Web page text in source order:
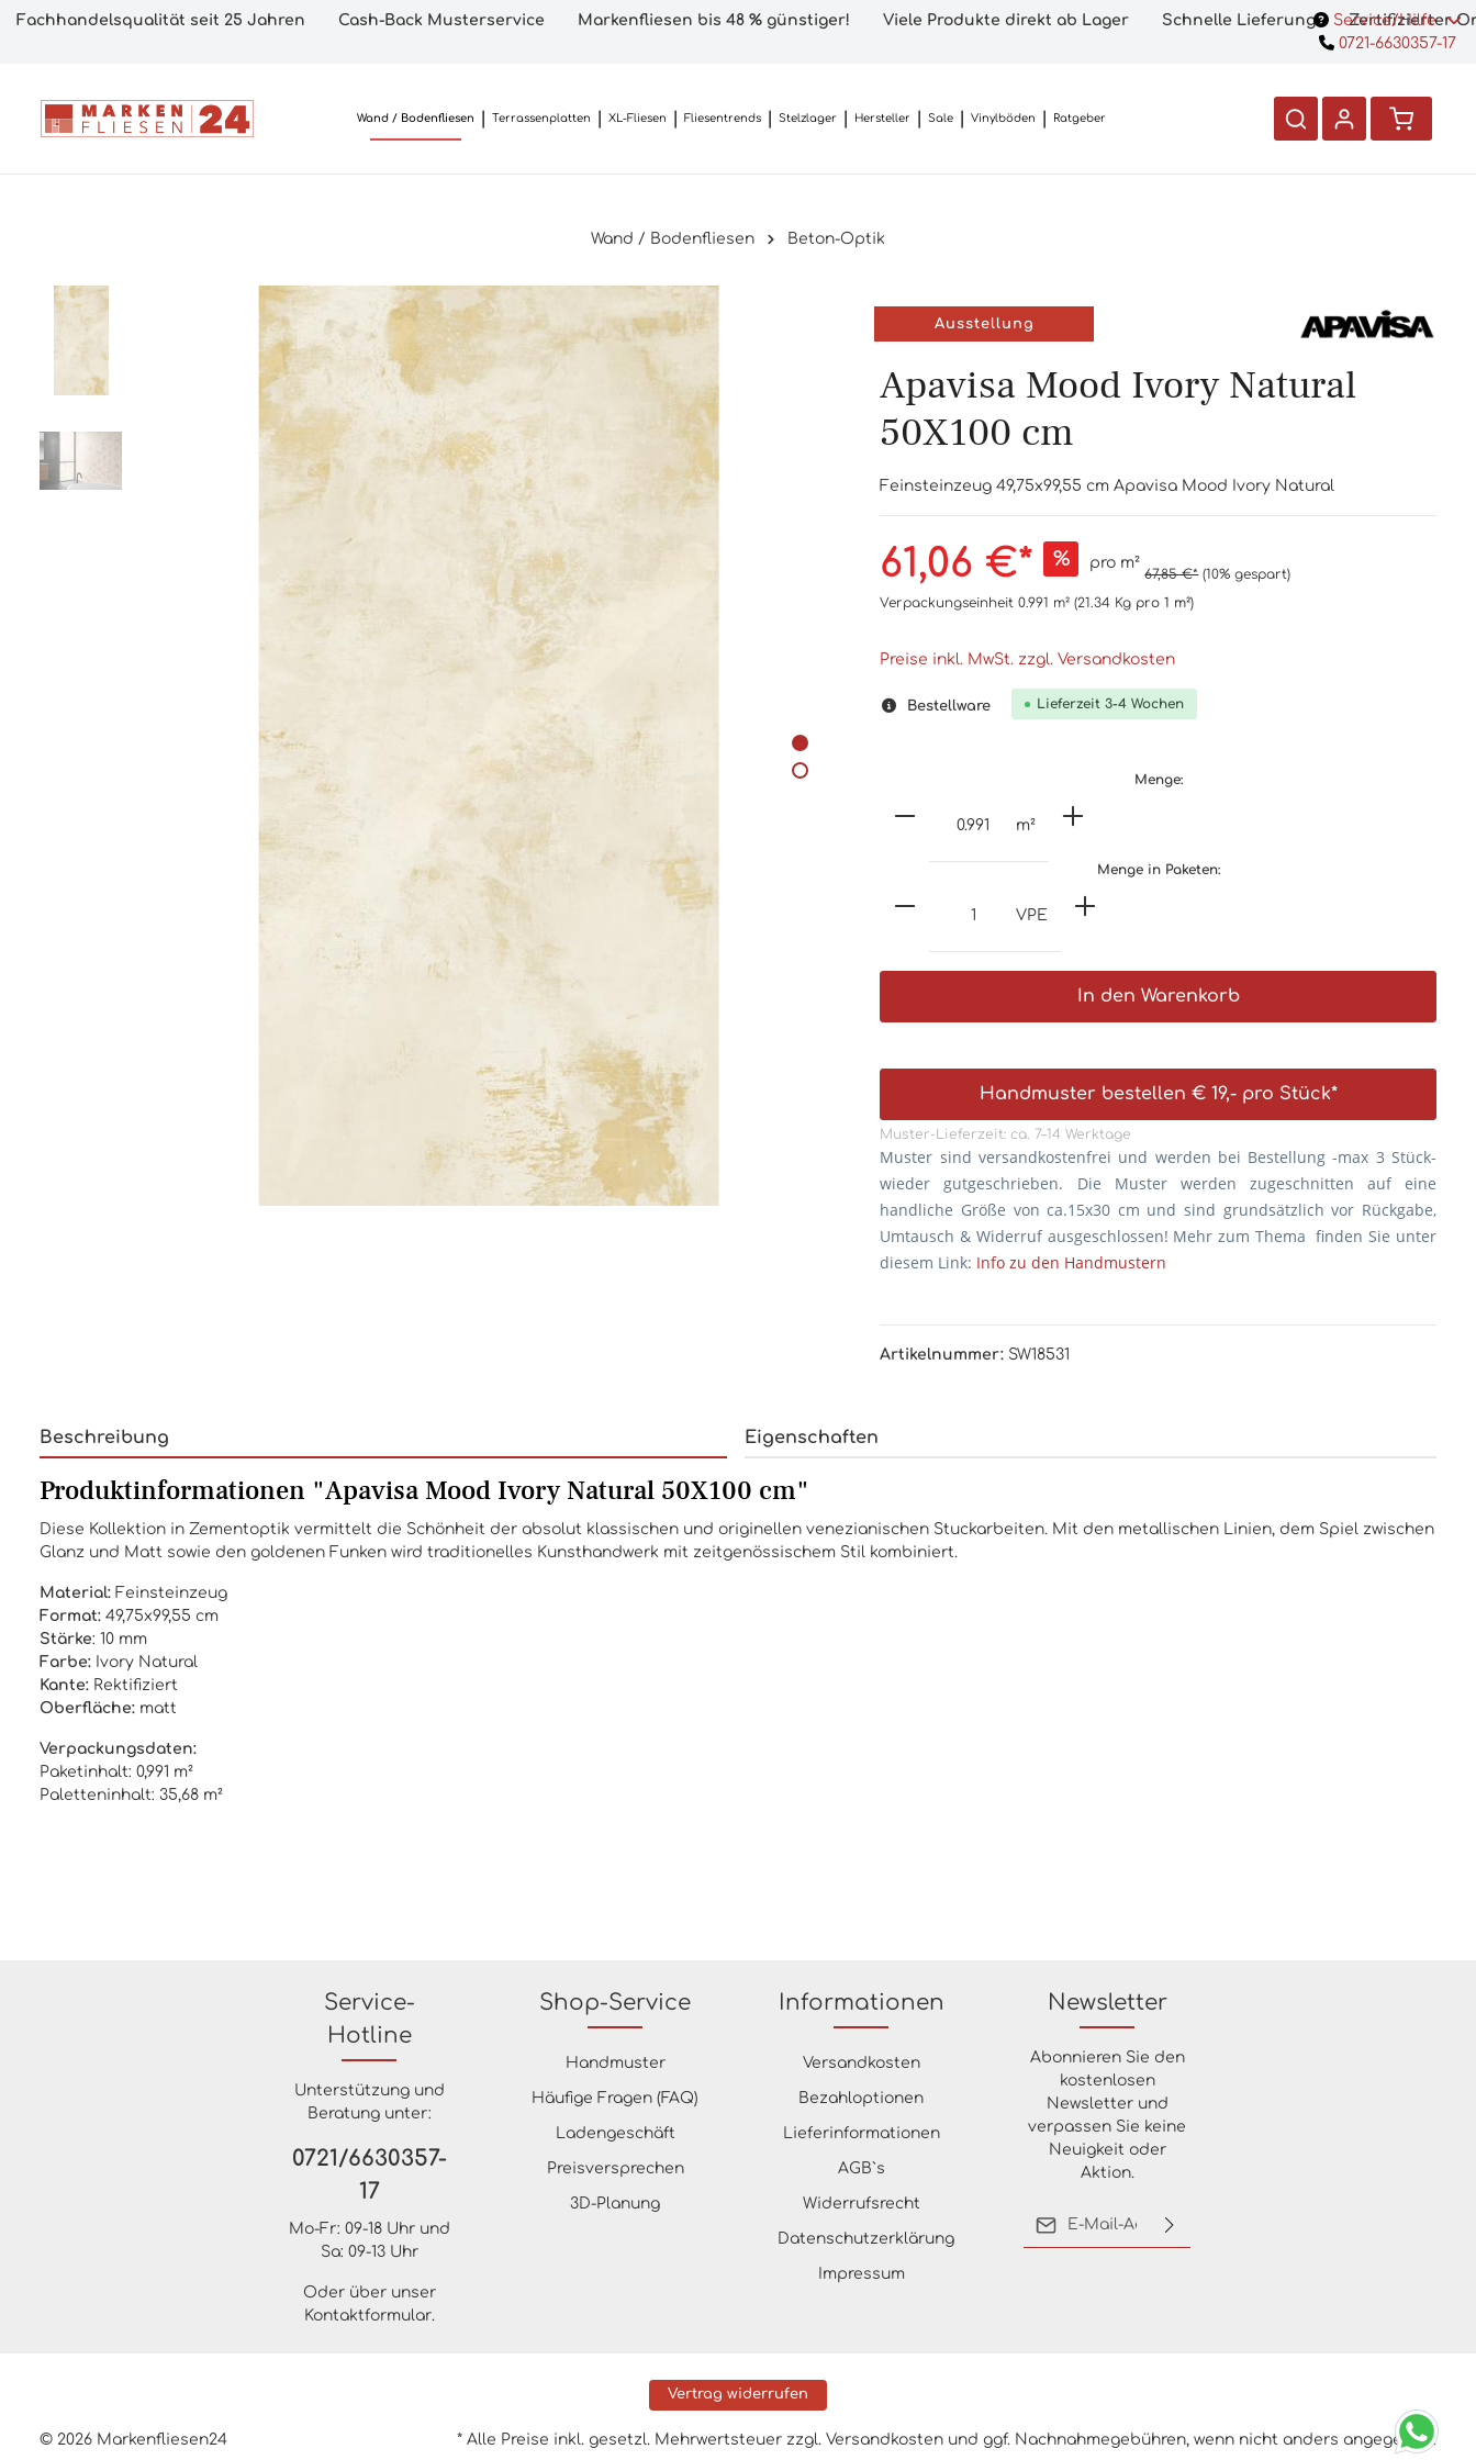
Fachhandelsqualität seit 25 Jahren Cash-Back Musterservice Markenfliesen bis 48 % günstiger! Viele Produkte direkt ab Lager Schnelle Lieferung Zertifizierter
Service/Hilfe
0721-6630357-17
Wand / Bodenfliesen Terrassenplatten XL-Fliesen Fliesentrends Stelzlager Hersteller Sale Vinylböden Ratgeber
Wand / Bodenfliesen Beton-Optik
Ausstellung
Apavisa Mood Ivory Natural
50X100 cm
Feinsteinzeug 49,75x99,55 cm Apavisa Mood Ivory Natural
61,06 €* % pro m²
67,85 €* (10% gespart)
Verpackungseinheit 0.991 m²(21.34 Kg pro 1 m²)
Preise inkl. MwSt. zzgl. Versandkosten
Bestellware Lieferzeit 3-4 Wochen
Menge:
m²
Menge in Paketen:
VPE
In den Warenkorb
Handmuster bestellen € 19,- pro Stück*
Muster-Lieferzeit: ca. 7–14 Werktage
Muster sind versandkostenfrei und werden bei Bestellung -max 3 Stück-
wieder gutgeschrieben. Die Muster werden zugeschnitten auf eine
handliche Größe von ca.15x30 cm und sind grundsätzlich vor Rückgabe,
Umtausch & Widerruf ausgeschlossen! Mehr zum Thema finden Sie unter
diesem Link: Info zu den Handmustern
Artikelnummer: SW18531
Beschreibung Eigenschaften
Produktinformationen "Apavisa Mood Ivory Natural 50X100 cm"
Diese Kollektion in Zementoptik vermittelt die Schönheit der absolut klassischen und originellen venezianischen Stuckarbeiten. Mit den metallischen Linien, dem Spiel zwischen
Glanz und Matt sowie den goldenen Funken wird traditionelles Kunsthandwerk mit zeitgenössischem Stil kombiniert.
Material: Feinsteinzeug
Format: 49,75x99,55 cm
Stärke: 10 mm
Farbe: Ivory Natural
Kante: Rektifiziert
Oberfläche: matt
Verpackungsdaten:
Paketinhalt: 0,991 m²
Paletteninhalt: 35,68 m²
Newsletter
Abonnieren Sie den
kostenlosen
Newsletter und
verpassen Sie keine
Neuigkeit oder
Aktion.
Service-
Hotline
Unterstützung und
Beratung unter:
0721/6630357-
17
Mo-Fr: 09-18 Uhr und
Sa: 09-13 Uhr
Oder über unser
Kontaktformular.
Shop-Service
Handmuster
Häufige Fragen (FAQ)
Ladengeschäft
Preisversprechen
3D-Planung
Informationen
Versandkosten
Bezahloptionen
Lieferinformationen
AGB`s
Widerrufsrecht
Datenschutzerklärung
Impressum
Vertrag widerrufen
© 2026 Markenfliesen24 * Alle Preise inkl. gesetzl. Mehrwertsteuer zzgl. Versandkosten und ggf. Nachnahmegebühren, wenn nicht anders angegeben.